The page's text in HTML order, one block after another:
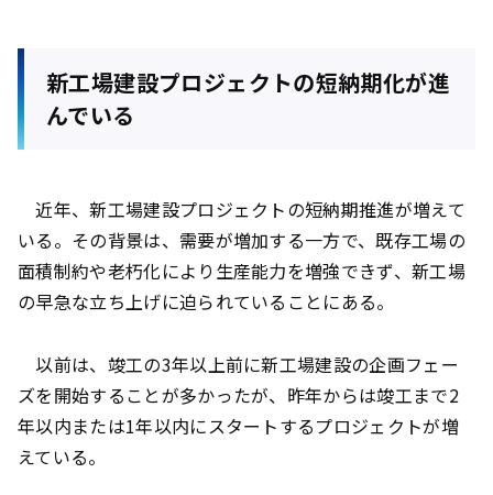
新工場建設プロジェクトの短納期化が進
んでいる
近年、新工場建設プロジェクトの短納期推進が増えて
いる。その背景は、需要が増加する一方で、既存工場の
面積制約や老朽化により生産能力を増強できず、新工場
の早急な立ち上げに迫られていることにある。
以前は、竣工の3年以上前に新工場建設の企画フェー
ズを開始することが多かったが、昨年からは竣工まで2
年以内または1年以内にスタートするプロジェクトが増
えている。